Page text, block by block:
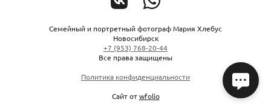
Семейный и портретный фотограф Мария Хлебус
Новосибирск
+7 (953) 768-20-44
Все права защищены
Политика конфиденциальности
Сайт отwfolio